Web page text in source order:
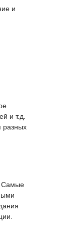
и
и т.д.
разных
Самые